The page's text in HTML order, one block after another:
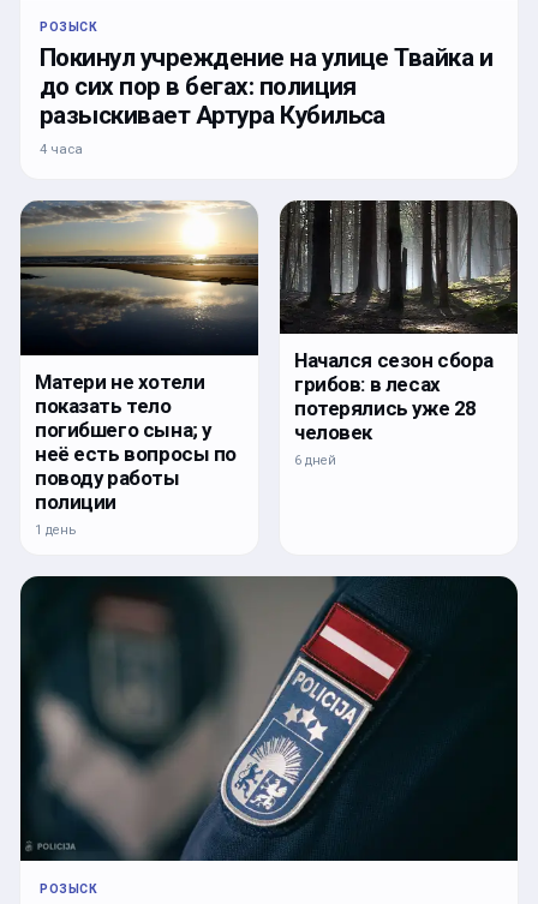
РОЗЫСК
Покинул учреждение на улице Твайка и
до сих пор в бегах: полиция
разыскивает Артура Кубильса
4 часа
Матери не хотели
показать тело
погибшего сына; у
неё есть вопросы по
поводу работы
полиции
1 день
Начался сезон сбора
грибов: в лесах
потерялись уже 28
человек
6 дней
РОЗЫСК